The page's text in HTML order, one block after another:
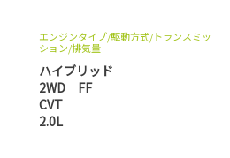
エンジンタイプ/駆動方式/トランスミッ
ション/排気量
ハイブリッド
2WD FF
CVT
2.0L